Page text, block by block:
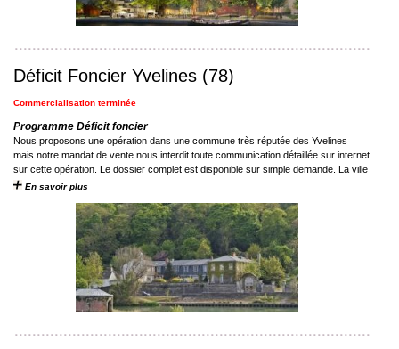
Déficit Foncier Yvelines (78)
Commercialisation terminée
Programme Déficit foncier
Nous proposons une opération dans une commune très réputée des Yvelines
mais notre mandat de vente nous interdit toute communication détaillée sur internet
sur cette opération. Le dossier complet est disponible sur simple demande. La ville
... En savoir plus